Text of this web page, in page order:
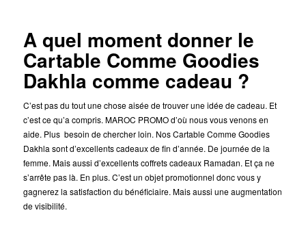
A quel moment donner le
Cartable Comme Goodies
Dakhla comme cadeau ?
C’est pas du tout une chose aisée de trouver une idée de cadeau. Et
c’est ce qu’a compris. MAROC PROMO d’où nous vous venons en
aide. Plus besoin de chercher loin. Nos Cartable Comme Goodies
Dakhla sont d’excellents cadeaux de fin d’année. De journée de la
femme. Mais aussi d’excellents coffrets cadeaux Ramadan. Et ça ne
s’arrête pas là. En plus. C’est un objet promotionnel donc vous y
gagnerez la satisfaction du bénéficiaire. Mais aussi une augmentation
de visibilité.